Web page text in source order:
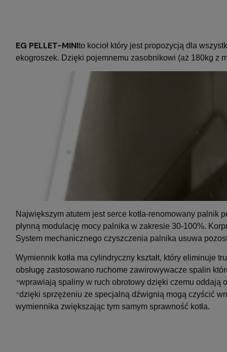
EG PELLET-MINIto kocioł który jest propozycją dla
ekogroszek. Dzięki pojemnemu zasobnikowi (aż 180kg z
Największym atutem jest serce kotła-renomowany palnik
płynną modulację mocy palnika w zakresie 30-100%.
System mechanicznego czyszczenia palnika usuwa
Wymiennik kotła ma cylindryczny kształt, który eliminuje
obsługę zastosowano ruchome zawirowywacze spalin
*wprawiają spaliny w ruch obrotowy dzięki czemu oddają
*dzięki sprzężeniu ze specjalną dźwignią mogą czyścić
wymiennika zwiększając tym samym sprawność kotła.